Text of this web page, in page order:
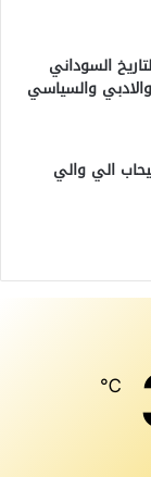
السوداني
والسياسي
الي والي
℃